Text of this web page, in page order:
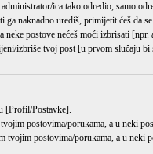
ica tako odredio, samo
naknadno urediš, primijetit ćeš da
neke postove nećeš moći izbrisati
izbriše tvoj post [u prvom slučaju
[Profil/Postavke].
postovima/porukama, a u neki
postovima/porukama, a u neki